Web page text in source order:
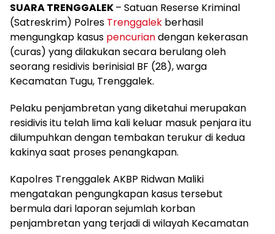
SUARA TRENGGALEK– Satuan Reserse Kriminal
(Satreskrim) Polres Trenggalek berhasil
mengungkap kasus pencuriandengan kekerasan
(curas) yang dilakukan secara berulang oleh
seorang residivis berinisial BF (28), warga
Kecamatan Tugu, Trenggalek.
Pelaku penjambretan yang diketahui merupakan
residivis itu telah lima kali keluar masuk penjara itu
dilumpuhkan dengan tembakan terukur di kedua
kakinya saat proses penangkapan.
Kapolres Trenggalek AKBP Ridwan Maliki
mengatakan pengungkapan kasus tersebut
bermula dari laporan sejumlah korban
penjambretan yang terjadi di wilayah Kecamatan